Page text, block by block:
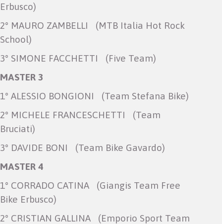
Erbusco)
2° MAURO ZAMBELLI (MTB Italia Hot Rock
School)
3° SIMONE FACCHETTI (Five Team)
MASTER 3
1° ALESSIO BONGIONI (Team Stefana Bike)
2° MICHELE FRANCESCHETTI (Team
Bruciati)
3° DAVIDE BONI (Team Bike Gavardo)
MASTER 4
1° CORRADO CATINA (Giangis Team Free
Bike Erbusco)
2° CRISTIAN GALLINA (Emporio Sport Team